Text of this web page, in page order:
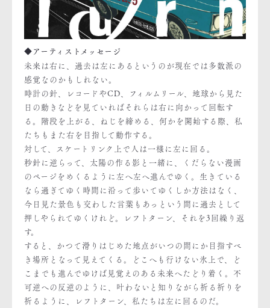
◆アーティストメッセージ
未来は右に、過去は左にあるというのが現在では多数派の
感覚なのかもしれない。
時計の針、レコードやCD、フィルムリール、地球から見た
日の動きなどを見ていればそれらは右に向かって回転す
る。階段を上がる、ねじを締める、何かを開始する際、私
たちもまた右を目指して動作する。
対して、スケートリンク上で人は一様に左に回る。
秒針に逆らって、太陽の作る影と一緒に、くだらない漫画
のページをめくるように左へ左へ進んでゆく。生きている
なら過ぎてゆく時間に沿って歩いてゆくしか方法はなく、
今日見た景色も交わした言葉もあっという間に過去として
押しやられてゆくけれど。レフトターン、それを3回繰り返
す。
すると、かつて滑りはじめた地点がいつの間にか目指すべ
き場所となって見えてくる。どこへも行けない氷上で、ど
こまでも進んでゆけば見覚えのある未来へたどり着く。不
可逆への反逆のように、叶わないと知りながら祈る祈りを
祈るように、レフトターン、私たちは左に回るのだ。